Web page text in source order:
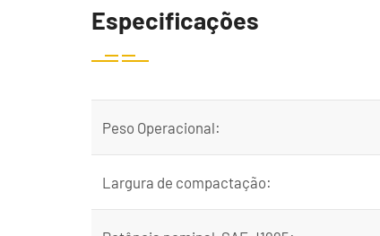
Especificações
Peso Operacional:
Largura de compactação: